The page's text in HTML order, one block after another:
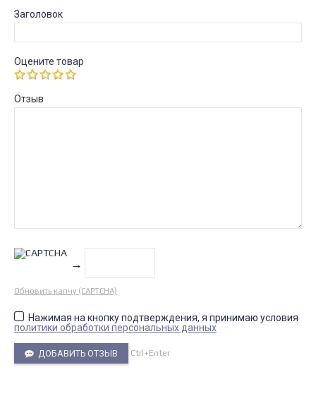
Заголовок
Оцените товар
Отзыв
→
Обновить капчу (CAPTCHA)
Нажимая на кнопку подтверждения, я принимаю условия
политики обработки персональных данных
ДОБАВИТЬ ОТЗЫВ Ctrl+Enter